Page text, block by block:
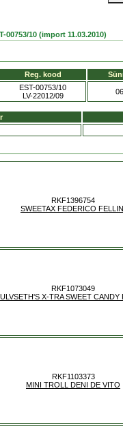
00753/10 (import 11.03.2010)
Reg. kood
EST-00753/10
LV-22012/09
RKF1396754
SWEETAX FEDERICO
RKF1073049
ULVSETH'S X-TRA SWEET CANDY
RKF1103373
MINI TROLL DENI DE VITO